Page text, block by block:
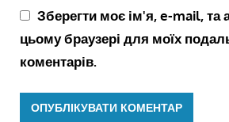
Зберегти моє ім'я, e-mail, та
цьому браузері для моїх
коментарів.